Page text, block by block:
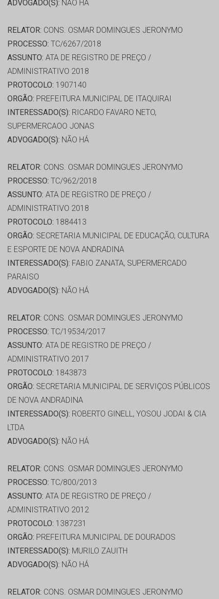
ADVOGADO(S): NÃO HÁ
RELATOR: CONS. OSMAR DOMINGUES JERONYMO
PROCESSO: TC/6267/2018
ASSUNTO: ATA DE REGISTRO DE PREÇO /
ADMINISTRATIVO 2018
PROTOCOLO: 1907140
ORGÃO: PREFEITURA MUNICIPAL DE ITAQUIRAI
INTERESSADO(S): RICARDO FAVARO NETO,
SUPERMERCAOO JONAS
ADVOGADO(S): NÃO HÁ
RELATOR: CONS. OSMAR DOMINGUES JERONYMO
PROCESSO: TC/962/2018
ASSUNTO: ATA DE REGISTRO DE PREÇO /
ADMINISTRATIVO 2018
PROTOCOLO: 1884413
ORGÃO: SECRETARIA MUNICIPAL DE EDUCAÇÃO, CULTURA
E ESPORTE DE NOVA ANDRADINA
INTERESSADO(S): FABIO ZANATA, SUPERMERCADO
PARAISO
ADVOGADO(S): NÃO HÁ
RELATOR: CONS. OSMAR DOMINGUES JERONYMO
PROCESSO: TC/19534/2017
ASSUNTO: ATA DE REGISTRO DE PREÇO /
ADMINISTRATIVO 2017
PROTOCOLO: 1843873
ORGÃO: SECRETARIA MUNICIPAL DE SERVIÇOS PÚBLICOS
DE NOVA ANDRADINA
INTERESSADO(S): ROBERTO GINELL, YOSOU JODAI & CIA
LTDA
ADVOGADO(S): NÃO HÁ
RELATOR: CONS. OSMAR DOMINGUES JERONYMO
PROCESSO: TC/800/2013
ASSUNTO: ATA DE REGISTRO DE PREÇO /
ADMINISTRATIVO 2012
PROTOCOLO: 1387231
ORGÃO: PREFEITURA MUNICIPAL DE DOURADOS
INTERESSADO(S): MURILO ZAUITH
ADVOGADO(S): NÃO HÁ
RELATOR: CONS. OSMAR DOMINGUES JERONYMO